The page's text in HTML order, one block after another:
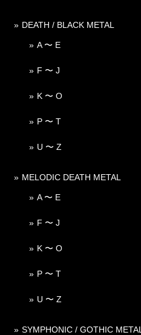
DEATH / BLACK METAL
A 〜 E
F 〜 J
K 〜 O
P 〜 T
U 〜 Z
MELODIC DEATH METAL
A 〜 E
F 〜 J
K 〜 O
P 〜 T
U 〜 Z
SYMPHONIC / GOTHIC METAL